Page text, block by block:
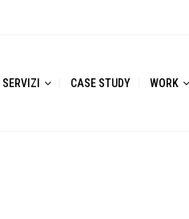
SERVIZI CASE STUDY WORK